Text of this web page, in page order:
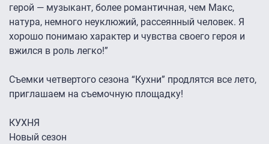
герой — музыкант, более романтичная, чем Макс,
натура, немного неуклюжий, рассеянный человек. Я
хорошо понимаю характер и чувства своего героя и
вжился в роль легко!”
Съемки четвертого сезона “Кухни” продлятся все лето,
приглашаем на съемочную площадку!
КУХНЯ
Новый сезон